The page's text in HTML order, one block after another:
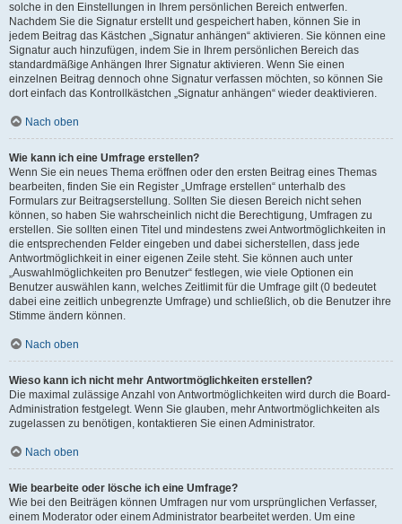
solche in den Einstellungen in Ihrem persönlichen Bereich entwerfen.
Nachdem Sie die Signatur erstellt und gespeichert haben, können Sie in
jedem Beitrag das Kästchen „Signatur anhängen“ aktivieren. Sie können eine
Signatur auch hinzufügen, indem Sie in Ihrem persönlichen Bereich das
standardmäßige Anhängen Ihrer Signatur aktivieren. Wenn Sie einen
einzelnen Beitrag dennoch ohne Signatur verfassen möchten, so können Sie
dort einfach das Kontrollkästchen „Signatur anhängen“ wieder deaktivieren.
Nach oben
Wie kann ich eine Umfrage erstellen?
Wenn Sie ein neues Thema eröffnen oder den ersten Beitrag eines Themas
bearbeiten, finden Sie ein Register „Umfrage erstellen“ unterhalb des
Formulars zur Beitragserstellung. Sollten Sie diesen Bereich nicht sehen
können, so haben Sie wahrscheinlich nicht die Berechtigung, Umfragen zu
erstellen. Sie sollten einen Titel und mindestens zwei Antwortmöglichkeiten in
die entsprechenden Felder eingeben und dabei sicherstellen, dass jede
Antwortmöglichkeit in einer eigenen Zeile steht. Sie können auch unter
„Auswahlmöglichkeiten pro Benutzer“ festlegen, wie viele Optionen ein
Benutzer auswählen kann, welches Zeitlimit für die Umfrage gilt (0 bedeutet
dabei eine zeitlich unbegrenzte Umfrage) und schließlich, ob die Benutzer ihre
Stimme ändern können.
Nach oben
Wieso kann ich nicht mehr Antwortmöglichkeiten erstellen?
Die maximal zulässige Anzahl von Antwortmöglichkeiten wird durch die Board-
Administration festgelegt. Wenn Sie glauben, mehr Antwortmöglichkeiten als
zugelassen zu benötigen, kontaktieren Sie einen Administrator.
Nach oben
Wie bearbeite oder lösche ich eine Umfrage?
Wie bei den Beiträgen können Umfragen nur vom ursprünglichen Verfasser,
einem Moderator oder einem Administrator bearbeitet werden. Um eine